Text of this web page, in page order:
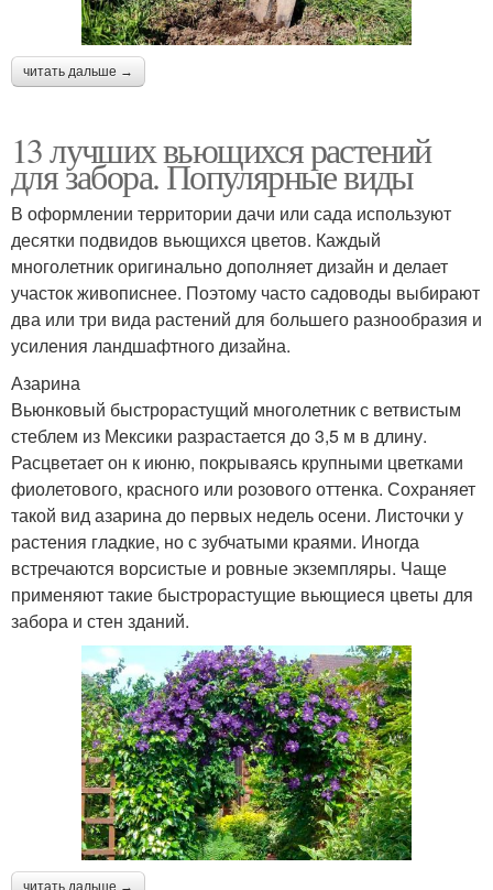
читать дальше →
13 лучших вьющихся растений
для забора. Популярные виды
В оформлении территории дачи или сада используют
десятки подвидов вьющихся цветов. Каждый
многолетник оригинально дополняет дизайн и делает
участок живописнее. Поэтому часто садоводы выбирают
два или три вида растений для большего разнообразия и
усиления ландшафтного дизайна.
Азарина
Вьюнковый быстрорастущий многолетник с ветвистым
стеблем из Мексики разрастается до 3,5 м в длину.
Расцветает он к июню, покрываясь крупными цветками
фиолетового, красного или розового оттенка. Сохраняет
такой вид азарина до первых недель осени. Листочки у
растения гладкие, но с зубчатыми краями. Иногда
встречаются ворсистые и ровные экземпляры. Чаще
применяют такие быстрорастущие вьющиеся цветы для
забора и стен зданий.